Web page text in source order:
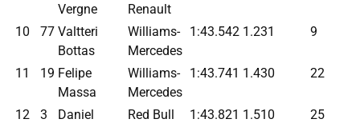
Vergne
Renault
10 77 Valtteri
Bottas
Williams-
Mercedes
1:43.542 1.231 9
11 19 Felipe
Massa
Williams-
Mercedes
1:43.741 1.430 22
12 3
Daniel
Red Bull
1:43.821 1.510 25